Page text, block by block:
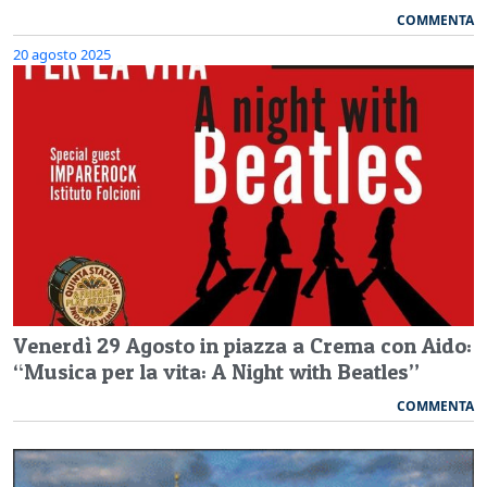
COMMENTA
20 agosto 2025
Venerdì 29 Agosto in piazza a Crema con Aido:
“Musica per la vita: A Night with Beatles”
COMMENTA